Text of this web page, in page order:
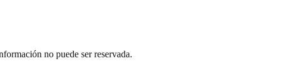
no puede ser reservada.